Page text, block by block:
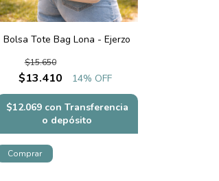
Bolsa Tote Bag Lona - Ejerzo
$13.410
$15.650
14% OFF
$12.069 con Transferencia
o depósito